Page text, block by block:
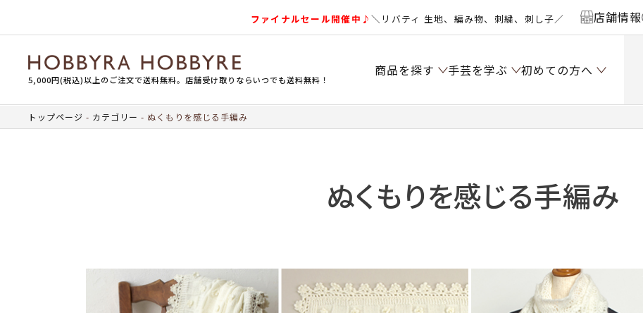
ファイナルセール開催中♪＼リバティ 生地、編み物、刺繍、刺し子／ 店舗情報
5,000円(税込)以上のご注文で送料無料。店舗受け取りならいつでも送料無料！
商品を探す 手芸を学ぶ 初めての方へ
トップページ カテゴリー ぬくもりを感じる手編み
ぬくもりを感じる手編み